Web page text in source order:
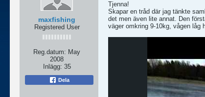
maxfishing
Registered User
Reg.datum: May
2008
Inlägg: 35
Dela
Tjenna!
Skapar en tråd där jag tänkte
det men även lite annat. Den
väger omkring 9-10kg, vågen låg